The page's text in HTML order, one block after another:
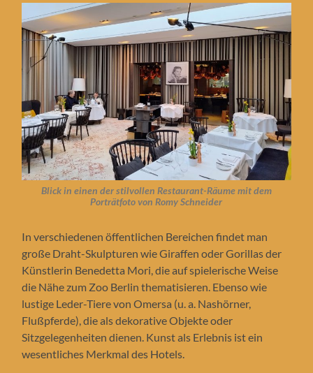
Blick in einen der stilvollen Restaurant-Räumemit dem
Porträtfoto von Romy Schneider
In verschiedenen öffentlichen Bereichen findet man
große Draht-Skulpturen wie Giraffen oder Gorillas der
Künstlerin Benedetta Mori, die auf spielerische Weise
die Nähe zum Zoo Berlin thematisieren. Ebenso wie
lustige Leder-Tiere von Omersa (u. a. Nashörner,
Flußpferde), die als dekorative Objekte oder
Sitzgelegenheiten dienen. Kunst als Erlebnis ist ein
wesentliches Merkmal des Hotels.